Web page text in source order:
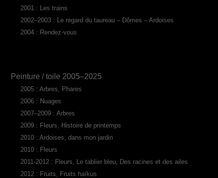
2001 : Les trains
2002–2003 : Le regard du taureau – Dômes – Ardoises
2004 : Rendez-vous
Peinture / toile 2005–2025
2005 : Arbres, Phares
2006 : Nuages
2007–2009 : Arbres
2009 : Fleurs, Histoire de printemps
2010 : Ardoises, dans mon jardin
2010 : Fleurs
2011-2012 : Fleurs, Le tablier bleu, Des racines et des ailes
2012 : Fruits, Fruits haïkus